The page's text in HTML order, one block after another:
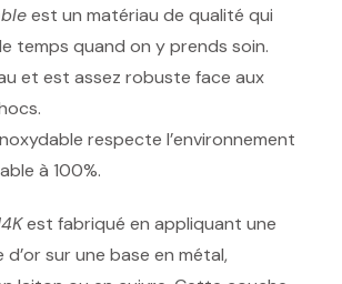
est un matériau de qualité qui
temps quand on y prends soin.
et est assez robuste face aux
respecte l’environnement
à 100%.
est fabriqué en appliquant une
sur une base en métal,